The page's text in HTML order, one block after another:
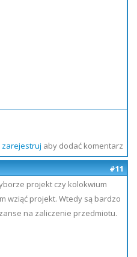
zarejestruj aby dodać komentarz
#11
projekt czy kolokwium
wziąć projekt. Wtedy są bardzo
na zaliczenie przedmiotu.